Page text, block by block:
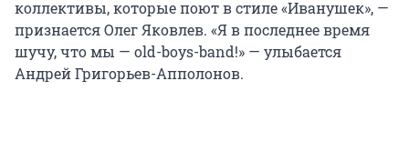
коллективы, которые поют в стиле «Иванушек», —
признается Олег Яковлев. «Я в последнее время
шучу, что мы — old-boys-band!» — улыбается
Андрей Григорьев-Апполонов.